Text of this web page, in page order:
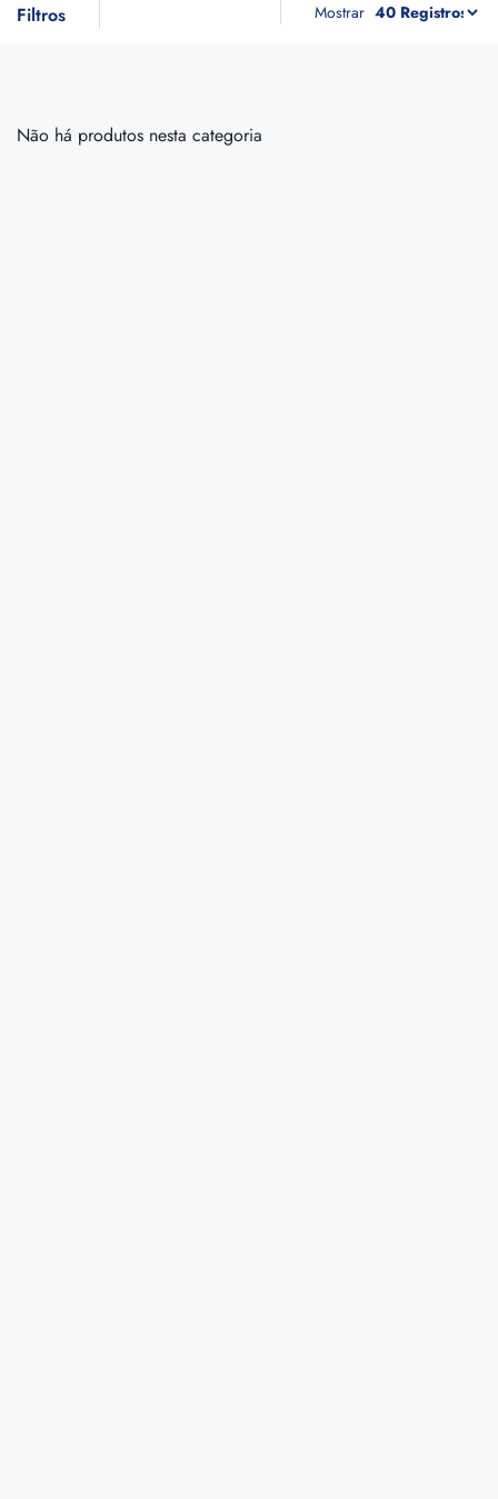
Filtros
Mostrar
Não há produtos nesta categoria